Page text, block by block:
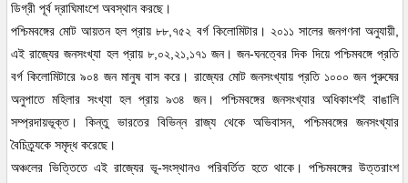
ডিগ্রী পূর্ব দ্রাঘিমাংশে অবস্থান করছে।
পশ্চিমবঙ্গের মোট আয়তন হল প্রায় ৮৮,৭৫২ বর্গ কিলোমিটার। ২০১১ সালের জনগণনা অনুযায়ী,
এই রাজ্যের জনসংখ্যা হল প্রায় ৮,০২,২১,১৭১ জন। জন-ঘনত্বের দিক দিয়ে পশ্চিমবঙ্গে প্রতি
বর্গ কিলোমিটারে ৯০৪ জন মানুষ বাস করে। রাজ্যের মোট জনসংখ্যায় প্রতি ১০০০ জন পুরুষের
অনুপাতে মহিলার সংখ্যা হল প্রায় ৯৩৪ জন। পশ্চিমবঙ্গের জনসংখ্যার অধিকাংশই বাঙালি
সম্প্রদায়ভূক্ত। কিন্তু ভারতের বিভিন্ন রাজ্য থেকে অভিবাসন, পশ্চিমবঙ্গের জনসংখ্যার
বৈচিত্র্যকে সমৃদ্ধ করেছে।
অঞ্চলের ভিত্তিতে এই রাজ্যের ভূ-সংস্থানও পরিবর্তিত হতে থাকে। পশ্চিমবঙ্গের উত্তরাংশ